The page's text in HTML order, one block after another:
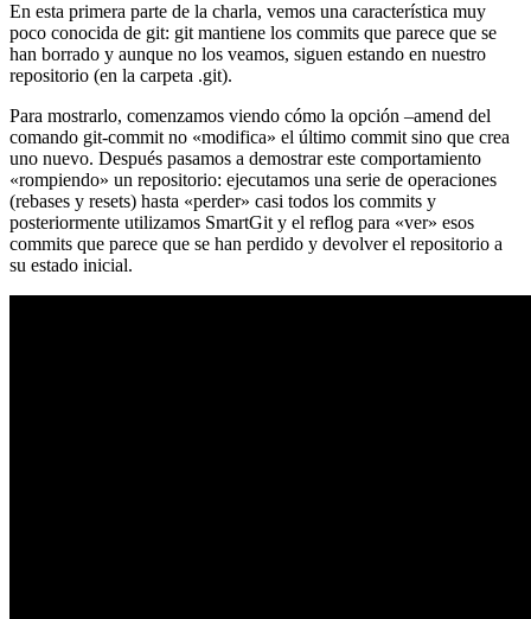
En esta primera parte de la charla, vemos una característica muy
poco conocida de git: git mantiene los commits que parece que se
han borrado y aunque no los veamos, siguen estando en nuestro
repositorio (en la carpeta .git).
Para mostrarlo, comenzamos viendo cómo la opción –amend del
comando git-commit no «modifica» el último commit sino que crea
uno nuevo. Después pasamos a demostrar este comportamiento
«rompiendo» un repositorio: ejecutamos una serie de operaciones
(rebases y resets) hasta «perder» casi todos los commits y
posteriormente utilizamos SmartGit y el reflog para «ver» esos
commits que parece que se han perdido y devolver el repositorio a
su estado inicial.